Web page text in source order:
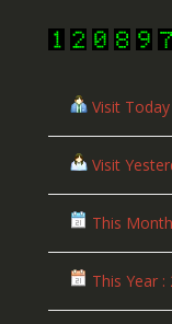
Visit Today
Visit
This
This Year :